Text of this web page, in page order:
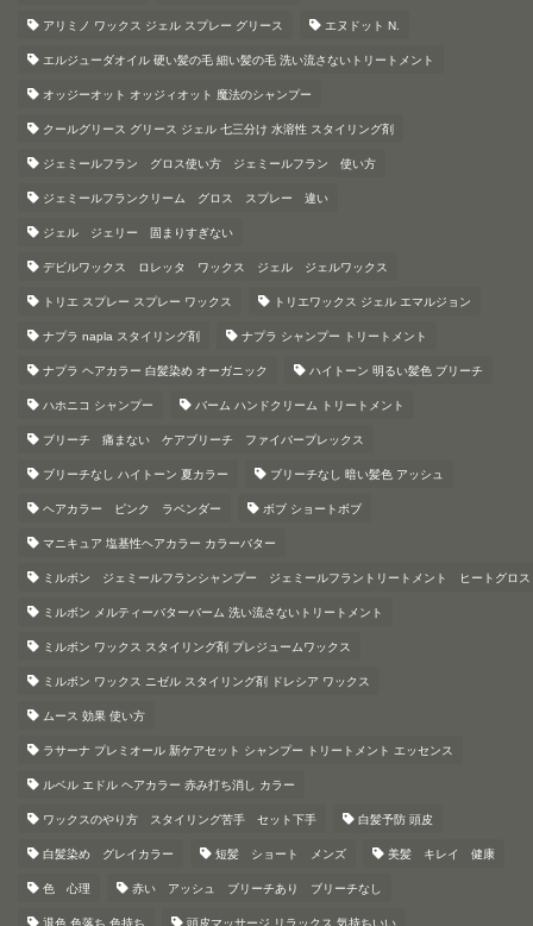
アリミノ ワックス ジェル スプレー グリース エヌドット N.
エルジューダオイル 硬い髪の毛 細い髪の毛 洗い流さないトリートメント
オッジーオット オッジィオット 魔法のシャンプー
クールグリース グリース ジェル 七三分け 水溶性 スタイリング剤
ジェミールフラン グロス使い方 ジェミールフラン 使い方
ジェミールフランクリーム グロス スプレー 違い
ジェル ジェリー 固まりすぎない
デビルワックス ロレッタ ワックス ジェル ジェルワックス
トリエ スプレー スプレー ワックス トリエワックス ジェル エマルジョン
ナプラ napla スタイリング剤 ナプラ シャンプー トリートメント
ナプラ ヘアカラー 白髪染め オーガニック ハイトーン 明るい髪色 ブリーチ
ハホニコ シャンプー バーム ハンドクリーム トリートメント
ブリーチ 痛まない ケアブリーチ ファイバープレックス
ブリーチなし ハイトーン 夏カラー ブリーチなし 暗い髪色 アッシュ
ヘアカラー ピンク ラベンダー ボブ ショートボブ
マニキュア 塩基性ヘアカラー カラーバター
ミルボン ジェミールフランシャンプー ジェミールフラントリートメント ヒートグロス
ミルボン メルティーバターバーム 洗い流さないトリートメント
ミルボン ワックス スタイリング剤 プレジュームワックス
ミルボン ワックス ニゼル スタイリング剤 ドレシア ワックス
ムース 効果 使い方
ラサーナ プレミオール 新ケアセット シャンプー トリートメント エッセンス
ルベル エドル ヘアカラー 赤み打ち消し カラー
ワックスのやり方 スタイリング苦手 セット下手 白髪予防 頭皮
白髪染め グレイカラー 短髪 ショート メンズ 美髪 キレイ 健康
色 心理 赤い アッシュ ブリーチあり ブリーチなし